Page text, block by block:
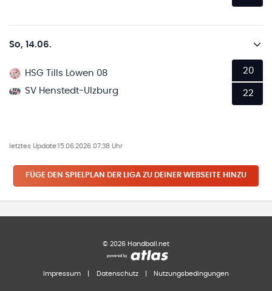
So, 14.06.
HSG Tills Löwen 08
SV Henstedt-Ulzburg
20
22
letztes Update:15.06.2026 07:38 Uhr
FÜGE DEN SPIELPLAN DER LIGA ZU DEINER WEBSEITE HINZU
© 2026 Handball.net
Impressum Datenschutz Nutzungsbedingungen